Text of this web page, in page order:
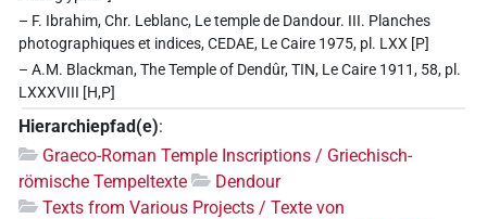
– F. Ibrahim, Chr. Leblanc, Le temple de Dandour. III. Planches
photographiques et indices, CEDAE, Le Caire 1975, pl. LXX [P]
– A.M. Blackman, The Temple of Dendûr, TIN, Le Caire 1911, 58, pl.
LXXXVIII [H,P]
Hierarchiepfad(e):
Graeco-Roman Temple Inscriptions / Griechisch-
römische Tempeltexte
Dendour
Texts from Various Projects / Texte von